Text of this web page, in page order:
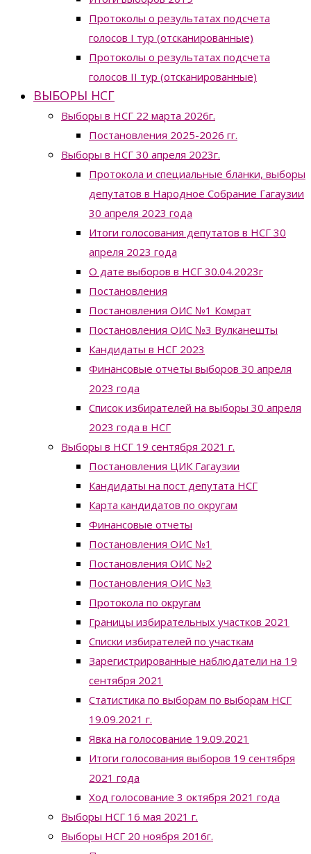
Протоколы о результатах подсчета
голосов I тур (отсканированные)
Протоколы о результатах подсчета
голосов II тур (отсканированные)
ВЫБОРЫ НСГ
Выборы в НСГ 22 марта 2026г.
Постановления 2025-2026 гг.
Выборы в НСГ 30 апреля 2023г.
Протокола и специальные бланки, выборы
депутатов в Народное Собрание Гагаузии
30 апреля 2023 года
Итоги голосования депутатов в НСГ 30
апреля 2023 года
О дате выборов в НСГ 30.04.2023г
Постановления
Постановления ОИС №1 Комрат
Постановления ОИС №3 Вулканешты
Кандидаты в НСГ 2023
Финансовые отчеты выборов 30 апреля
2023 года
Список избирателей на выборы 30 апреля
2023 года в НСГ
Выборы в НСГ 19 сентября 2021 г.
Постановления ЦИК Гагаузии
Кандидаты на пост депутата НСГ
Карта кандидатов по округам
Финансовые отчеты
Постановления ОИС №1
Постановления ОИС №2
Постановления ОИС №3
Протокола по округам
Границы избирательных участков 2021
Списки избирателей по участкам
Зарегистрированные наблюдатели на 19
сентября 2021
Статистика по выборам по выборам НСГ
19.09.2021 г.
Явка на голосование 19.09.2021
Итоги голосования выборов 19 сентября
2021 года
Ход голосование 3 октября 2021 года
Выборы НСГ 16 мая 2021 г.
Выборы НСГ 20 ноября 2016г.